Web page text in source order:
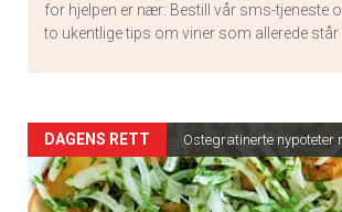
for hjelpen er nær: Bestill vår sms-tjeneste
to ukentlige tips om viner som allerede står
Artikler
detail
DAGENS RETT Ostegratinerte nypoteter